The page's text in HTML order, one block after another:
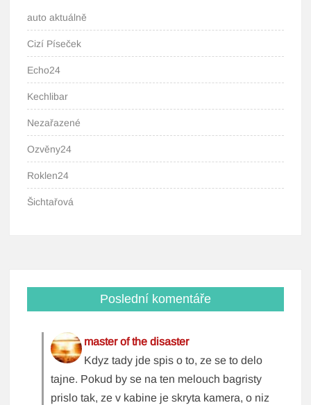
auto aktuálně
Cizí Píseček
Echo24
Kechlibar
Nezařazené
Ozvěny24
Roklen24
Šichtařová
Poslední komentáře
master of the disaster
Kdyz tady jde spis o to, ze se to delo
tajne. Pokud by se na ten melouch bagristy
prislo tak, ze v kabine je skryta kamera, o niz